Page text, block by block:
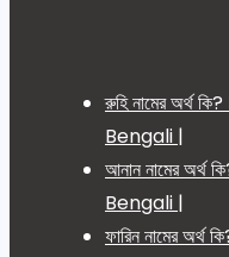
রুহি নামের অর্থ
Bengali |
আনান নামের
Bengali |
ফারিন নামের